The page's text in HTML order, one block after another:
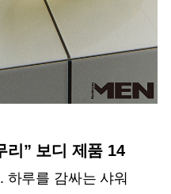
리” 보디 제품 14
하루를 감싸는 샤워